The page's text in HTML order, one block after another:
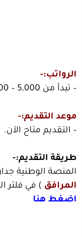
الرواتب:-
– تبدأ من 5,000 – 18,000 ريال.
موعد التقديم:-
– التقديم متاح الآن.
طريقة التقديم:-
المنصة الوطنية
المرافق ) في فلتر
اضغط هنا